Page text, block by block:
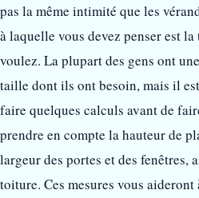
pas la même intimité que les
à laquelle vous devez penser est
voulez. La plupart des gens ont
taille dont ils ont besoin, mais il
faire quelques calculs avant de
prendre en compte la hauteur de
largeur des portes et des fenêtres,
toiture. Ces mesures vous